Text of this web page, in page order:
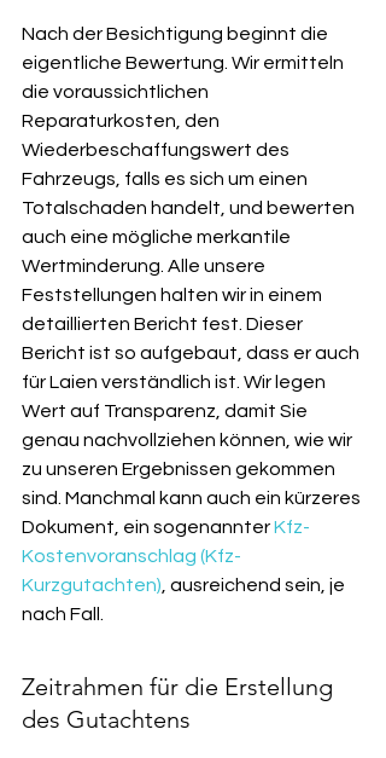
Nach der Besichtigung beginnt die
eigentliche Bewertung. Wir ermitteln
die voraussichtlichen
Reparaturkosten, den
Wiederbeschaffungswert des
Fahrzeugs, falls es sich um einen
Totalschaden handelt, und bewerten
auch eine mögliche merkantile
Wertminderung. Alle unsere
Feststellungen halten wir in einem
detaillierten Bericht fest. Dieser
Bericht ist so aufgebaut, dass er auch
für Laien verständlich ist. Wir legen
Wert auf Transparenz, damit Sie
genau nachvollziehen können, wie wir
zu unseren Ergebnissen gekommen
sind. Manchmal kann auch ein kürzeres
Dokument, ein sogenannter Kfz-
Kostenvoranschlag (Kfz-
Kurzgutachten) , ausreichend sein, je
nach Fall.
Zeitrahmen für die Erstellung
des Gutachtens